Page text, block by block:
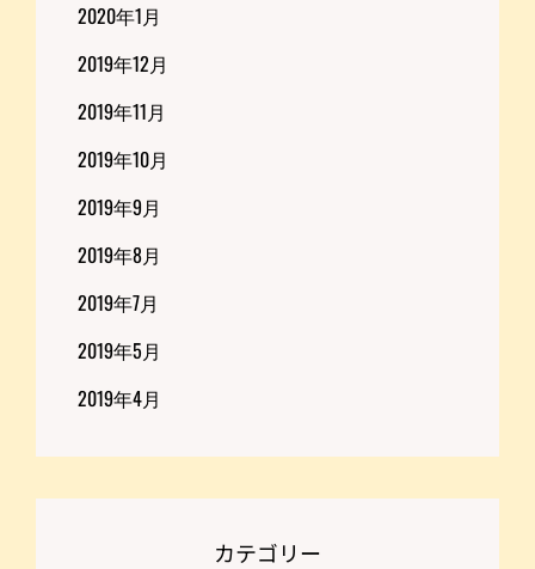
2020年1月
2019年12月
2019年11月
2019年10月
2019年9月
2019年8月
2019年7月
2019年5月
2019年4月
カテゴリー